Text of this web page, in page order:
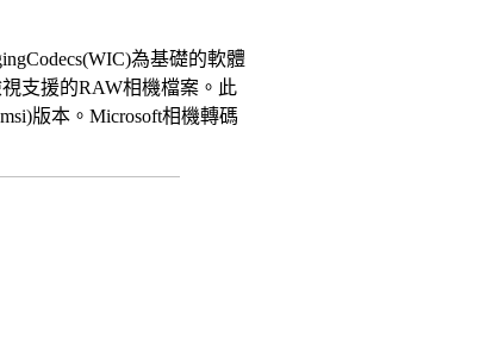
為基礎的軟體
支援的RAW相機檔案。此
版本。Microsoft相機轉碼